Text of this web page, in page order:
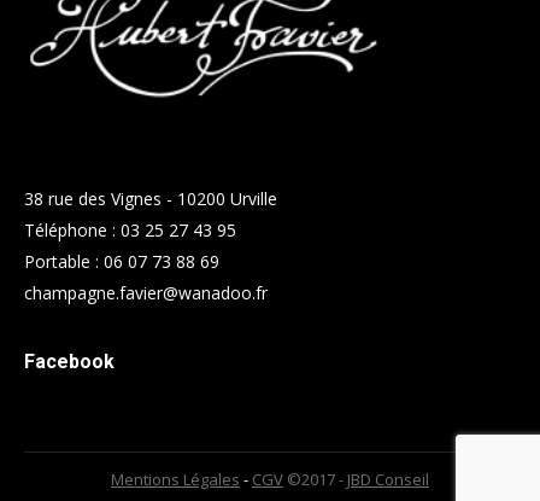
38 rue des Vignes - 10200 Urville
Téléphone : 03 25 27 43 95
Portable : 06 07 73 88 69
champagne.favier@wanadoo.fr
Facebook
Mentions Légales - CGV ©2017 - JBD Conseil